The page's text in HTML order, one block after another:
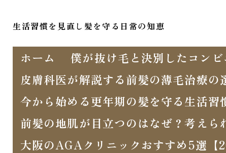
生活習慣を見直し髪を守る日常の知恵
ホーム 僕が抜け毛と決別したコン
皮膚科医が解説する前髪の薄毛治療の
今から始める更年期の髪を守る生活習
前髪の地肌が目立つのはなぜ？考えら
大阪のAGAクリニックおすすめ5選【